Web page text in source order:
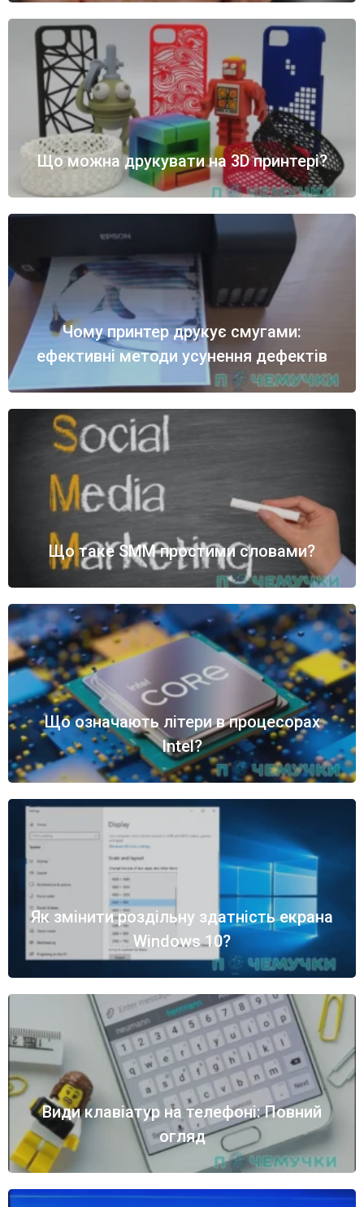
Що можна друкувати на 3D принтері?
Чому принтер друкує смугами:
ефективні методи усунення дефектів
Що таке SMM простими словами?
Що означають літери в процесорах
Intel?
Як змінити роздільну здатність екрана
Windows 10?
Види клавіатур на телефоні: Повний
огляд